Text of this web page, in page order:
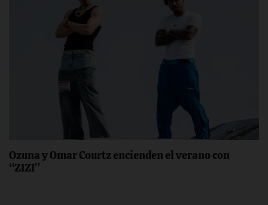
Ozuna y Omar Courtz encienden el verano con
“ZIZI”